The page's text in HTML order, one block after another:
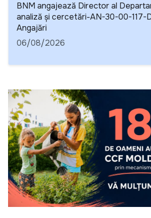
BNM angajează Director al
analiză și cercetări-AN-30-00-117-
Detalii
Angajări
06/08/2026